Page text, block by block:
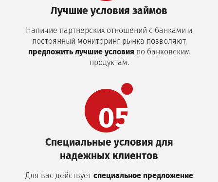
Лучшие условия займов
Наличие партнерских отношений с банками и
постоянный мониторинг рынка позволяют
предложить лучшие условия по банковским
продуктам.
Специальные условия для
надежных клиентов
Для вас действуетспециальное предложение